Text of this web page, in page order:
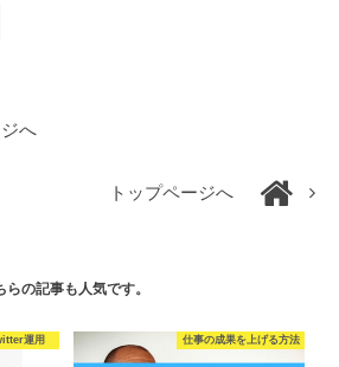
へ
トップページへ
らの記事も人気です。
運用 仕事の成果を上げる方法